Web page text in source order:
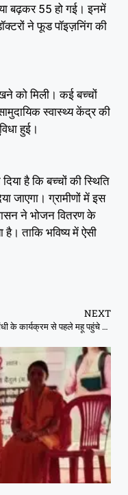
बढ़कर 55 हो गई। इनमें
ने फूड पॉइज़निंग की
को मिली। कई बच्चों
स्वास्थ्य केंद्र की
हुई।
है कि बच्चों की स्थिति
जाएगा। ग्रामीणों में इस
ने भोजन वितरण के
ताकि भविष्य में ऐसी
NEXT
राहुल गांधी के कार्यक्रम से पहले महू पहुंचे CM मोहन यादव, कांग्रेस बोली- ‘खुद नहीं आए, उनका डर लाया है’